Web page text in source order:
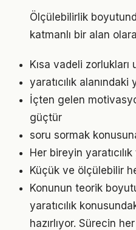
Ölçülebilirlik
katmanlı bir alan
Kısa vadeli
yaratıcılık
İçten gelen
güçtür
soru sormak
Her bireyin
Küçük ve ölçülebilir
Konunun teorik
yaratıcılık
hazırlıyor. Sürecin